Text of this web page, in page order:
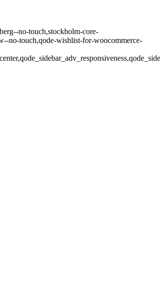
no-touch,stockholm-core-
no-touch,qode-wishlist-for-woocommerce-